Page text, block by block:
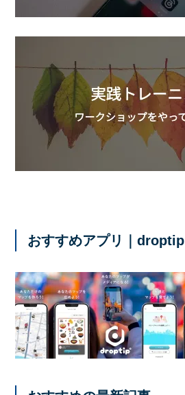
おすすめアプリ｜droptip